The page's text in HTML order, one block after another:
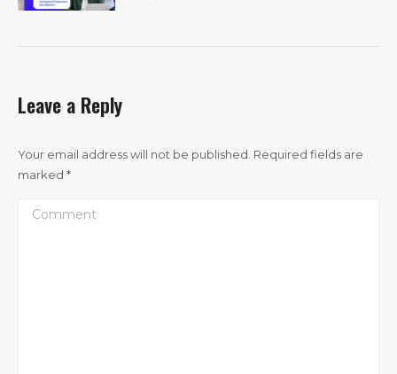
Leave a Reply
Your email address will not be published. Required fields are
marked *
Comment